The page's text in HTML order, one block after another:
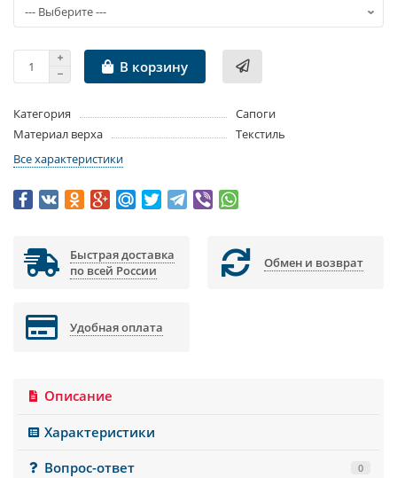
В корзину
Категория
Сапоги
Материал верха
Текстиль
Все характеристики
Быстрая доставка
по всей России
Обмен и возврат
Удобная оплата
Описание
Характеристики
Вопрос-ответ
0